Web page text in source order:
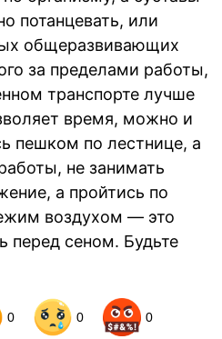
потанцевать, или
общеразвивающих
за пределами работы,
транспорте лучше
время, можно и
пешком по лестнице, а
не занимать
а пройтись по
воздухом — это
перед сеном. Будьте
0 0 0